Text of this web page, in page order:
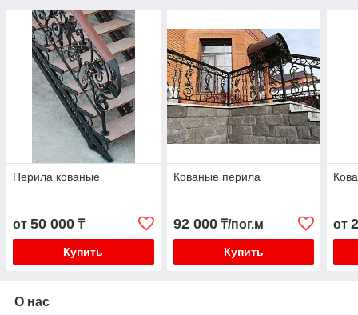
Перила кованые
от 50 000 ₸
Купить
Кованые перила
92 000₸/пог.м
Купить
от
О нас